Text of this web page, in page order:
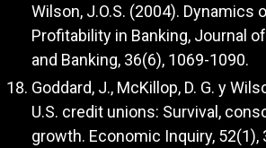
Wilson, J.O.S. (2004). Dynamics
Profitability in Banking, Journal
and Banking, 36(6), 1069-1090.
Goddard, J., McKillop, D. G. y
U.S. credit unions: Survival,
growth. Economic Inquiry, 52(1),